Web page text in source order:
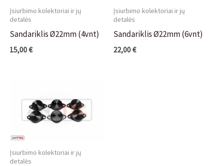
Įsiurbimo kolektoriai ir jų
detalės
Sandariklis Ø22mm (4vnt)
15,00€
Įsiurbimo kolektoriai ir jų
detalės
Sandariklis Ø22mm (6vnt)
22,00€
Įsiurbimo kolektoriai ir jų
detalės